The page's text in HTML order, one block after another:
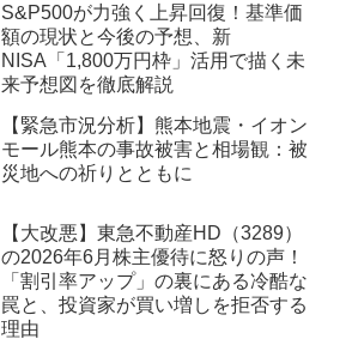
S&P500が力強く上昇回復！基準価
額の現状と今後の予想、新
NISA「1,800万円枠」活用で描く未
来予想図を徹底解説
【緊急市況分析】熊本地震・イオン
モール熊本の事故被害と相場観：被
災地への祈りとともに
【大改悪】東急不動産HD（3289）
の2026年6月株主優待に怒りの声！
「割引率アップ」の裏にある冷酷な
罠と、投資家が買い増しを拒否する
理由